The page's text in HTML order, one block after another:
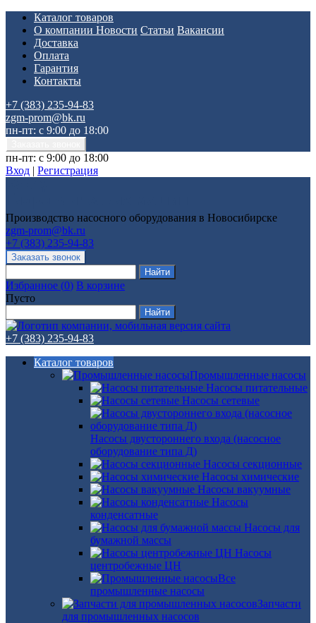
Каталог товаров
О компании Новости Статьи Вакансии
Доставка
Оплата
Гарантия
Контакты
+7 (383) 235-94-83
zgm-prom@bk.ru
пн-пт: с 9:00 до 18:00
пн-пт: с 9:00 до 18:00
Вход | Регистрация
Производство насосного оборудования в Новосибирске
zgm-prom@bk.ru
+7 (383) 235-94-83
Избранное (0) В корзине
Пусто
+7 (383) 235-94-83
Каталог товаров
Промышленные насосы
Насосы питательные
Насосы сетевые
Насосы двустороннего входа (насосное
оборудование типа Д)
Насосы секционные
Насосы химические
Насосы вакуумные
Насосы
конденсатные
Насосы для
бумажной массы
Насосы
центробежные ЦН
Все
промышленные насосы
Запчасти
для промышленных насосов